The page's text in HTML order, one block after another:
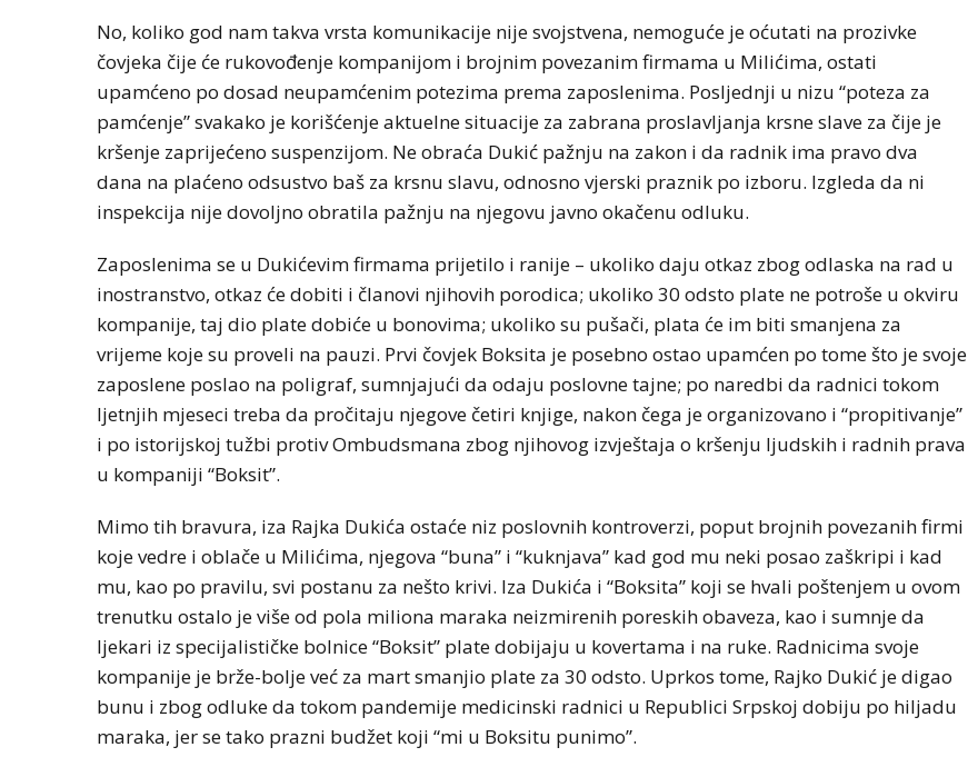
No, koliko god nam takva vrsta komunikacije nije svojstvena, nemoguće je oćutati na prozivke
čovjeka čije će rukovođenje kompanijom i brojnim povezanim firmama u Milićima, ostati
upamćeno po dosad neupamćenim potezima prema zaposlenima. Posljednji u nizu “poteza za
pamćenje” svakako je korišćenje aktuelne situacije za zabrana proslavljanja krsne slave za čije je
kršenje zaprijećeno suspenzijom. Ne obraća Dukić pažnju na zakon i da radnik ima pravo dva
dana na plaćeno odsustvo baš za krsnu slavu, odnosno vjerski praznik po izboru. Izgleda da ni
inspekcija nije dovoljno obratila pažnju na njegovu javno okačenu odluku.
Zaposlenima se u Dukićevim firmama prijetilo i ranije – ukoliko daju otkaz zbog odlaska na rad u
inostranstvo, otkaz će dobiti i članovi njihovih porodica; ukoliko 30 odsto plate ne potroše u okviru
kompanije, taj dio plate dobiće u bonovima; ukoliko su pušači, plata će im biti smanjena za
vrijeme koje su proveli na pauzi. Prvi čovjek Boksita je posebno ostao upamćen po tome što je svoje
zaposlene poslao na poligraf, sumnjajući da odaju poslovne tajne; po naredbi da radnici tokom
ljetnjih mjeseci treba da pročitaju njegove četiri knjige, nakon čega je organizovano i “propitivanje”
i po istorijskoj tužbi protiv Ombudsmana zbog njihovog izvještaja o kršenju ljudskih i radnih prava
u kompaniji “Boksit”.
Mimo tih bravura, iza Rajka Dukića ostaće niz poslovnih kontroverzi, poput brojnih povezanih firmi
koje vedre i oblače u Milićima, njegova “buna” i “kuknjava” kad god mu neki posao zaškripi i kad
mu, kao po pravilu, svi postanu za nešto krivi. Iza Dukića i “Boksita” koji se hvali poštenjem u ovom
trenutku ostalo je više od pola miliona maraka neizmirenih poreskih obaveza, kao i sumnje da
ljekari iz specijalističke bolnice “Boksit” plate dobijaju u kovertama i na ruke. Radnicima svoje
kompanije je brže-bolje već za mart smanjio plate za 30 odsto. Uprkos tome, Rajko Dukić je digao
bunu i zbog odluke da tokom pandemije medicinski radnici u Republici Srpskoj dobiju po hiljadu
maraka, jer se tako prazni budžet koji “mi u Boksitu punimo”.